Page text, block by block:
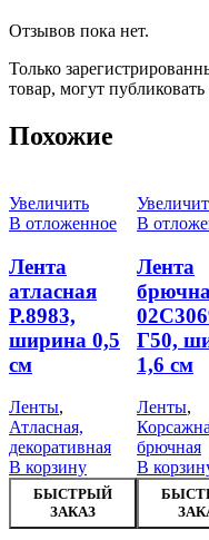
Отзывов пока нет.
Только
товар, могут
Похожие
Увеличить
В отложенное
Лента
атласная
Р.8983,
ширина 0,5
см
Ленты,
Атласная,
декоративная
В корзину
БЫСТРЫЙ
ЗАКАЗ
В
Лента
Г50,
1,6 см
Ленты,
брючная
В